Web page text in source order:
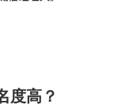
度高？